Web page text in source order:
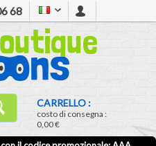
68
CARRELLO :
costo di consegna :
0,00 €